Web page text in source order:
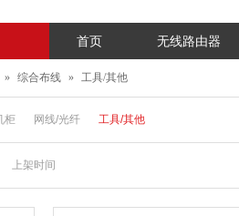
首页 无线路由器
» 综合布线 » 工具/其他
柜 网线/光纤 工具/其他
上架时间